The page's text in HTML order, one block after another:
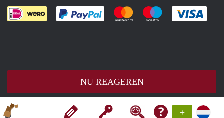
+
NU REAGEREN
Je rekent gemakkelijk af met Paypal
Je rekent gemakkelijk af met
Je rekent